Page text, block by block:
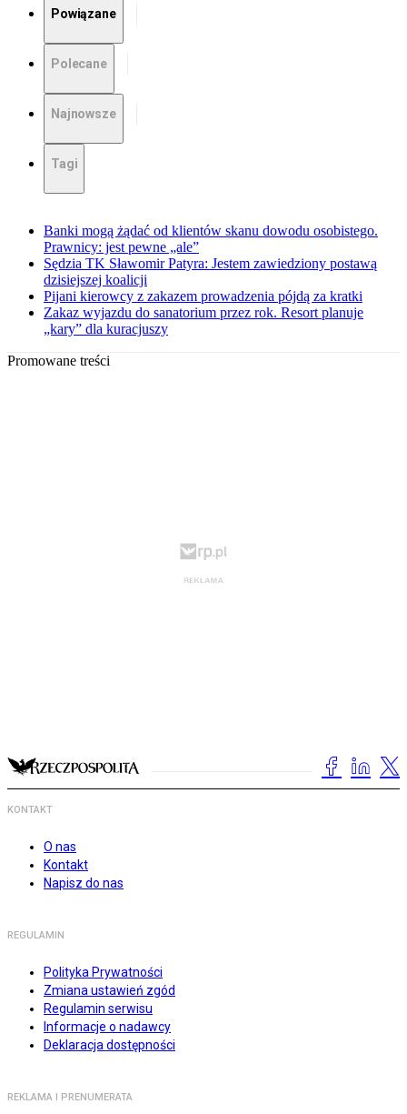
Powiązane
Polecane
Najnowsze
Tagi
Banki mogą żądać od klientów skanu dowodu osobistego.
Prawnicy: jest pewne „ale”
Sędzia TK Sławomir Patyra: Jestem zawiedziony postawą
dzisiejszej koalicji
Pijani kierowcy z zakazem prowadzenia pójdą za kratki
Zakaz wyjazdu do sanatorium przez rok. Resort planuje
„kary” dla kuracjuszy
Promowane treści
KONTAKT
O nas
Kontakt
Napisz do nas
REGULAMIN
Polityka Prywatności
Zmiana ustawień zgód
Regulamin serwisu
Informacje o nadawcy
Deklaracja dostępności
REKLAMA I PRENUMERATA